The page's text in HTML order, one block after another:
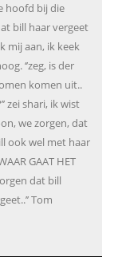
hoofd bij die
bill haar vergeet
mij aan, ik keek
‘’zeg, is der
komen uit..
zei shari, ik wist
we zorgen, dat
ook wel met haar
GAAT HET
dat bill
Tom